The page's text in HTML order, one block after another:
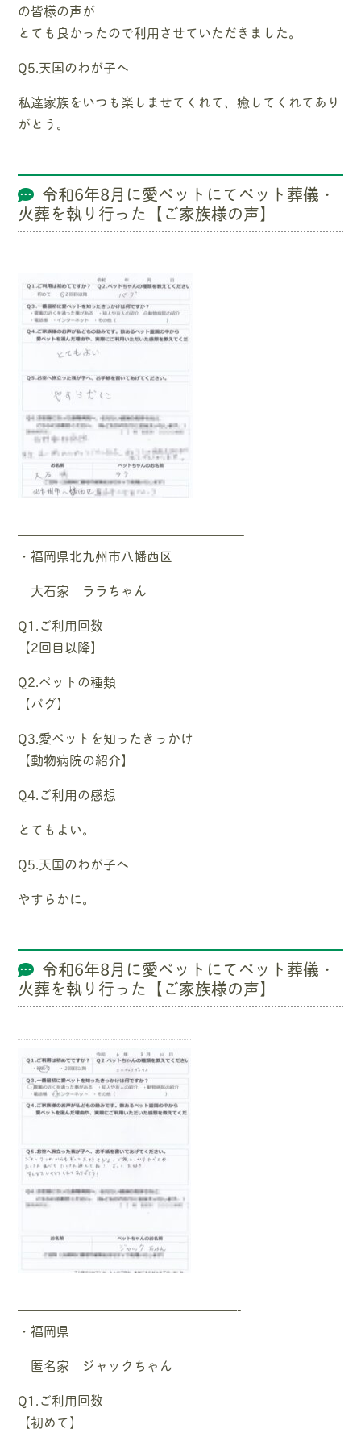
の皆様の声が
とても良かったので利用させていただきました。
Q5.天国のわが子へ
私達家族をいつも楽しませてくれて、癒してくれてあり
がとう。
令和6年8月に愛ペットにてペット葬儀・
火葬を執り行った【ご家族様の声】
—————————————————–
・福岡県北九州市八幡西区
大石家 ララちゃん
Q1.ご利用回数
【2回目以降】
Q2.ペットの種類
【パグ】
Q3.愛ペットを知ったきっかけ
【動物病院の紹介】
Q4.ご利用の感想
とてもよい。
Q5.天国のわが子へ
やすらかに。
令和6年8月に愛ペットにてペット葬儀・
火葬を執り行った【ご家族様の声】
—————————————————-
・福岡県
匿名家 ジャックちゃん
Q1.ご利用回数
【初めて】